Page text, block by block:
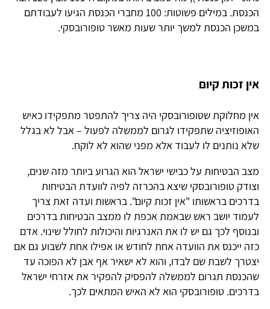
הכנסת. במילים פשוטות: 100 מחברי הכנסת הגיעו לעבודתם
במשכן הכנסת למשך יותר שעות מאשר טופורובסקי.
אין זכות קיום
אין מחלוקת שטופורובסקי היה צריך להתפטר מתפקידו כאיש
האופוזיציה שתפקידו לגרום לממשלה לפעול – אבל לא בגלל
שלא נותנים לו לעבוד אלא מפני שהוא לא לוקח.
מצב הבטיחות על כבישי ישראל הוא הגרוע ביותר מזה שנים,
וצודק טופורובסקי שיצא בהכרזה לפיה לוועדת הבטיחות
בדרכים בראשותו "אין זכות קיום". בראשות ועדה זאת צריך
לעמוד יושב ראש שבאמת אכפת לו ממצב הבטיחות בדרכים
ובנוסף לכך גם יש לו את האנרגיות והיכולות לחולל שינוי. אדם
כזה ייכנס את הוועדה אחת לחודש או אפילו אחת לשבוע גם אם
יצטרך לשבת שם לבדו, והוא לא ישאיר אף אבן לא הפוכה עד
שהכנסת תגרום לממשלה להפסיק להפקיר את אזרחי ישראל
בדרכים. טופורובסקי הוא לא האיש המתאים לכך.